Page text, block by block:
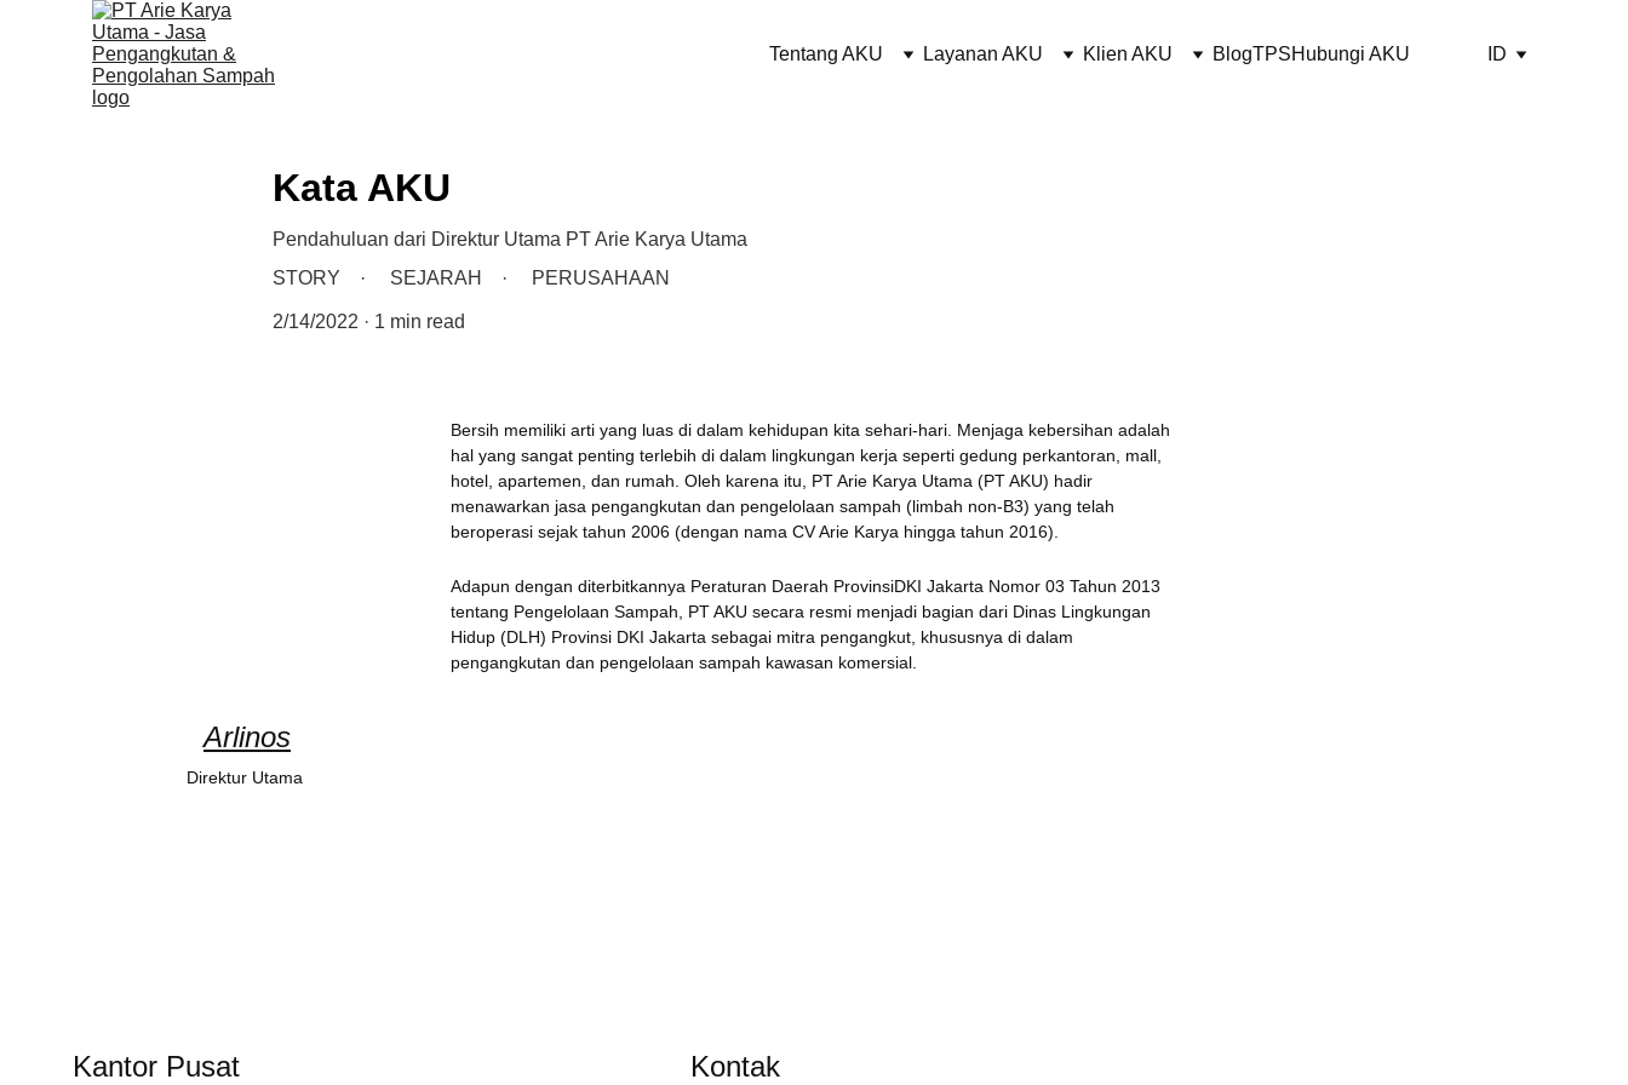
Tentang AKU Layanan AKU Klien AKU BlogTPSHubungi AKU ID
Kata AKU
Pendahuluan dari Direktur Utama PT Arie Karya Utama
STORY
SEJARAH PERUSAHAAN
2/14/2022 1 min read
Bersih memiliki arti yang luas di dalam kehidupan kita sehari-hari. Menjaga kebersihan adalah
hal yang sangat penting terlebih di dalam lingkungan kerja seperti gedung perkantoran, mall,
hotel, apartemen, dan rumah. Oleh karena itu, PT Arie Karya Utama (PT AKU) hadir
menawarkan jasa pengangkutan dan pengelolaan sampah (limbah non-B3) yang telah
beroperasi sejak tahun 2006 (dengan nama CV Arie Karya hingga tahun 2016).
Adapun dengan diterbitkannya Peraturan Daerah ProvinsiDKI Jakarta Nomor 03 Tahun 2013
tentang Pengelolaan Sampah, PT AKU secara resmi menjadi bagian dari Dinas Lingkungan
Hidup (DLH) Provinsi DKI Jakarta sebagai mitra pengangkut, khususnya di dalam
pengangkutan dan pengelolaan sampah kawasan komersial.
Arlinos
Direktur Utama
Kantor Pusat Kontak